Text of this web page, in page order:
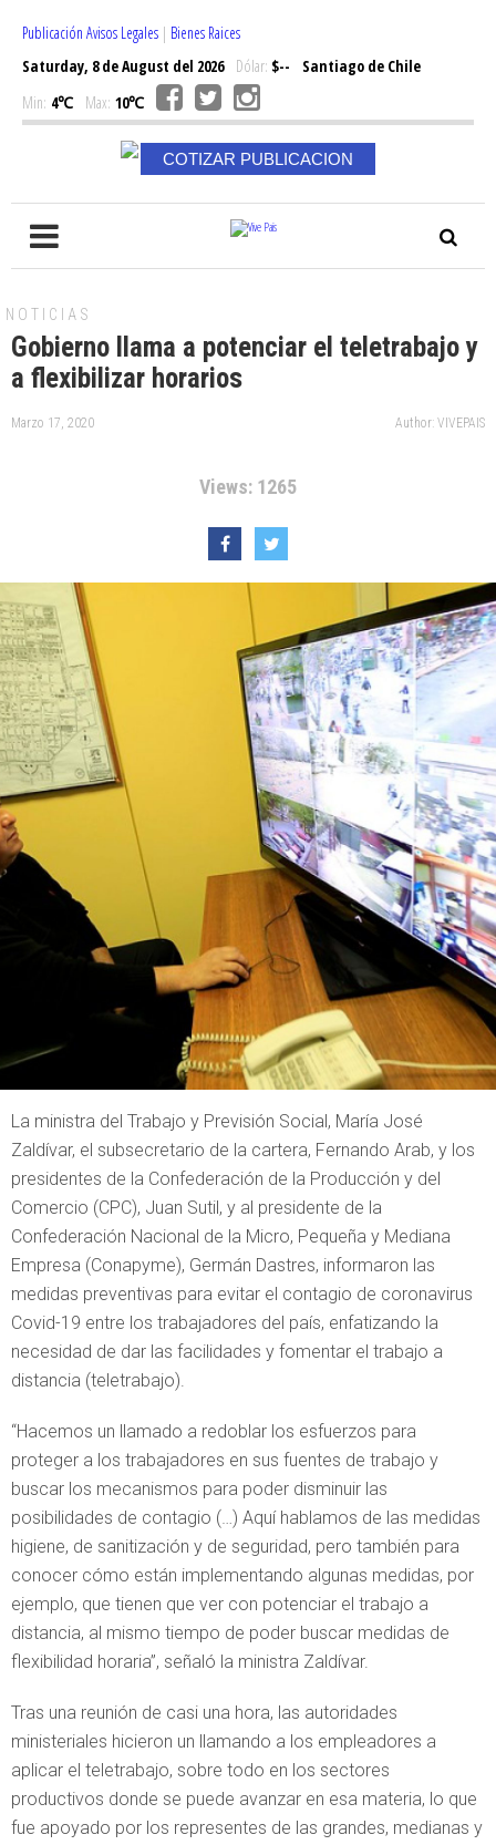
Publicación Avisos Legales | Bienes Raices
Saturday, 8 de August del 2026Dólar: $--
Santiago de Chile
Min: 4℃ Max: 10℃
COTIZAR PUBLICACION
NOTICIAS
Gobierno llama a potenciar el teletrabajo y
a flexibilizar horarios
Marzo 17, 2020 Author: VIVEPAIS
Views: 1265
La ministra del Trabajo y Previsión Social, María José
Zaldívar, el subsecretario de la cartera, Fernando Arab, y los
presidentes de la Confederación de la Producción y del
Comercio (CPC), Juan Sutil, y al presidente de la
Confederación Nacional de la Micro, Pequeña y Mediana
Empresa (Conapyme), Germán Dastres, informaron las
medidas preventivas para evitar el contagio de coronavirus
Covid-19 entre los trabajadores del país, enfatizando la
necesidad de dar las facilidades y fomentar el trabajo a
distancia (teletrabajo).
“Hacemos un llamado a redoblar los esfuerzos para
proteger a los trabajadores en sus fuentes de trabajo y
buscar los mecanismos para poder disminuir las
posibilidades de contagio (…) Aquí hablamos de las medidas
higiene, de sanitización y de seguridad, pero también para
conocer cómo están implementando algunas medidas, por
ejemplo, que tienen que ver con potenciar el trabajo a
distancia, al mismo tiempo de poder buscar medidas de
flexibilidad horaria”, señaló la ministra Zaldívar.
Tras una reunión de casi una hora, las autoridades
ministeriales hicieron un llamando a los empleadores a
aplicar el teletrabajo, sobre todo en los sectores
productivos donde se puede avanzar en esa materia, lo que
fue apoyado por los representes de las grandes, medianas y